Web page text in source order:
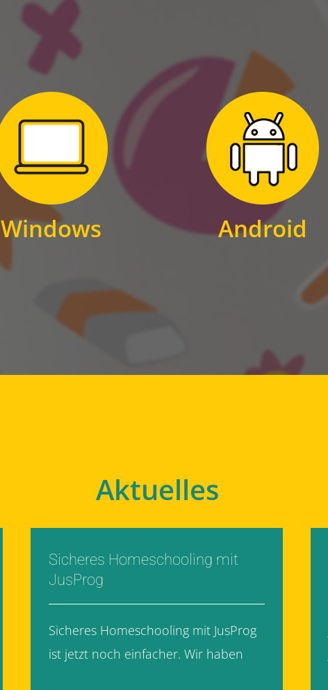
Windows
Zum Download
für Windows
Android
Zum Download
für Android
Aktuelles
Sicheres Homeschooling mit
JusProg
Sicheres Homeschooling mit JusProg
ist jetzt noch einfacher. Wir haben